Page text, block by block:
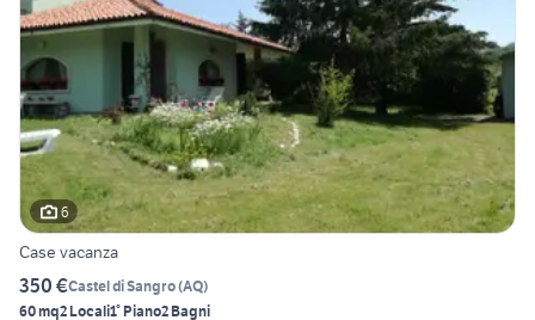
6
Case vacanza
350 €Castel di Sangro(AQ)
60 mq2 Locali1° Piano2 Bagni